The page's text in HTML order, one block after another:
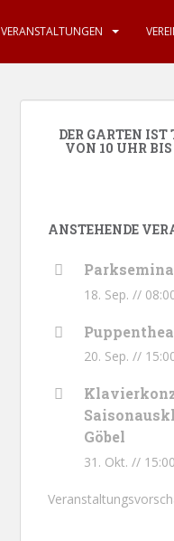
VERANSTALTUNGEN
DER GARTEN
VON 10 UHR
ANSTEHENDE
18. Sep. //
20. Sep. //
Göbel
31. Okt. // 15:00